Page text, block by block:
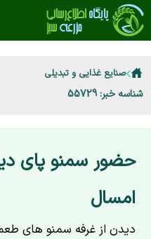
صنایع غذایی و تبدیلی
شناسه خبر: 55729
حضور سمنو پای
امسال
دیدن از غرفه سمنو های